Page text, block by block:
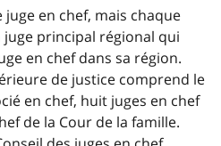
en chef, mais chaque
principal régional qui
en chef dans sa région.
de justice comprend le
en chef, huit juges en chef
de la Cour de la famille.